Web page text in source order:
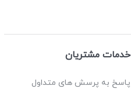
خدمات مشتریان
پاسخ به پرسش های متداول